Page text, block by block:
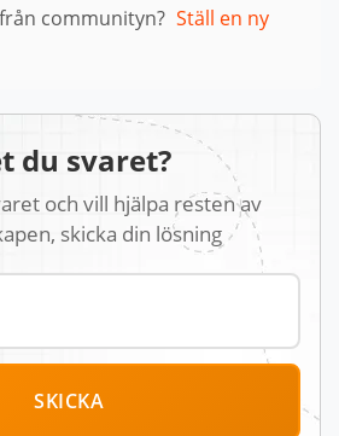
communityn? Ställ en ny
du svaret?
och vill hjälpa resten av
skicka din lösning
SKICKA